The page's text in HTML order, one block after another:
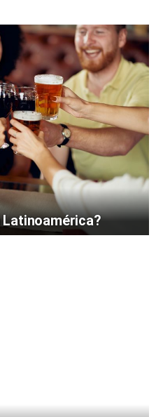
Latinoamérica?